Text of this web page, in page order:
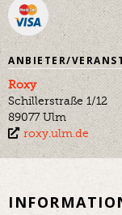
ANBIETER/
Roxy
Schillerstraße 1/12
89077 Ulm
roxy.ulm.de